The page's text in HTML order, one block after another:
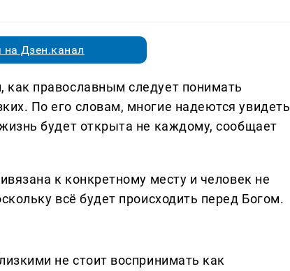
на Дзен.канал
православным следует понимать
По его словам, многие надеются увидеть
будет открыта не каждому, сообщает
к конкретному месту и человек не
всё будет происходить перед Богом.
не стоит воспринимать как